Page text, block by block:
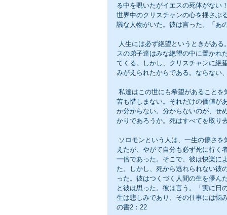
る中を覗いたがイエスの死体がない
世界中のクリスチャンの心を揺さぶ
議な人物がいた。彼は言った。「あ
スの弟子達はみな絶望の中に置かれ
てくる。しかし、クリスチャンに絶
みがえられたからである。ならない
苦も惜しまない。それだけの価値が
か分からない。分からないのが、せ
かりであろうか。死はすべてを取り
えたが、やがて自分も必ず死に行く
一倍であった。そこで、彼は快楽に
た。しかし、死から逃れられない彼
った。彼はつくづく人間の生を儚ん
と彼は思った。彼は言う。「実に日
生は悲しみであり、その仕事には悩
の書2：22